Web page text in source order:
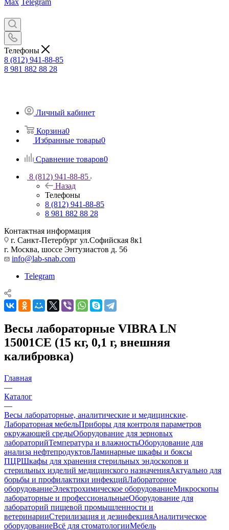
Max Telegram
Телефоны
8 (812) 941-88-85
8 981 882 88 28
Личный кабинет
Корзина0
Избранные товары0
Сравнение товаров0
8 (812) 941-88-85
Назад
Телефоны
8 (812) 941-88-85
8 981 882 88 28
Контактная информация
г. Санкт-Петербург ул.Софийская 8к1
г. Москва, шоссе Энтузиастов д. 56
info@lab-snab.com
Telegram
Весы лабораторные VIBRA LN
15001CE (15 кг, 0,1 г, внешняя
калибровка)
Главная
—
Каталог
—
Весы лабораторные, аналитические и медицинские
Лабораторная мебельПриборы для контроля параметров
окружающей средыОборудование для зерновых
лабораторийТемпература и влажностьОборудование для
анализа нефтепродуктовЛаминарные шкафы и боксы
ПЦРШкафы для хранения стерильных эндоскопов и
стерильных изделий медицинского назначенияАктуально для
борьбы и профилактики инфекцийЛабораторное
оборудованиеЭлектрохимическое оборудованиеМикроскопы
лабораторные и профессиональныеОборудование для
лабораторий пищевой промышленности и
ветеринарииСтерилизация и дезинфекцияАналитическое
оборудованиеВсё для стоматологииМебель